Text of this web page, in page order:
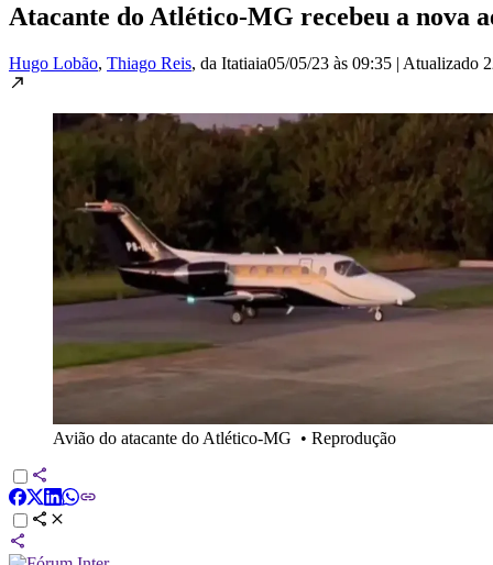
Atacante do Atlético-MG recebeu a nova
Hugo Lobão, Thiago Reis, da Itatiaia05/05/23 às 09:35 | Atualizado
Avião do atacante do Atlético-MG • Reprodução